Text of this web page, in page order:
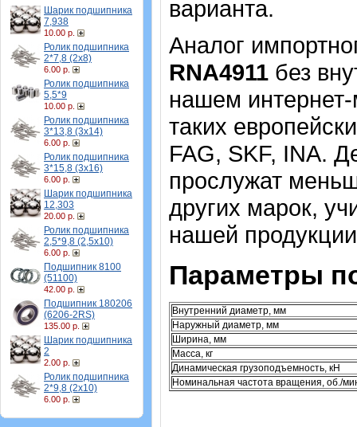
Шарик подшипника
7,938
10.00 р.
Ролик подшипника
2*7,8 (2х8)
6.00 р.
Ролик подшипника
5,5*9
10.00 р.
Ролик подшипника
3*13,8 (3х14)
6.00 р.
Ролик подшипника
3*15,8 (3х16)
6.00 р.
Шарик подшипника
12,303
20.00 р.
Ролик подшипника
2,5*9,8 (2,5х10)
6.00 р.
Подшипник 8100
(51100)
42.00 р.
Подшипник 180206
(6206-2RS)
135.00 р.
Шарик подшипника
2
2.00 р.
Ролик подшипника
2*9,8 (2х10)
6.00 р.
варианта.
Аналог
RNA4911 без
нашем интернет-
таких
FAG, SKF, INA.
прослужат
других марок,
нашей
Параметры
Внутренний диаметр, мм
Наружный диаметр, мм
Ширина, мм
Масса, кг
Динамическая грузоподъемность, кН
Номинальная частота вращения, об./